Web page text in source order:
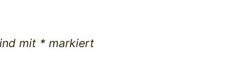
mit * markiert